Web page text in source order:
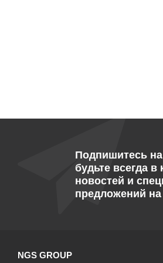
Подпишитесь
будьте всегда в
новостей и
предложений
NGS GROUP